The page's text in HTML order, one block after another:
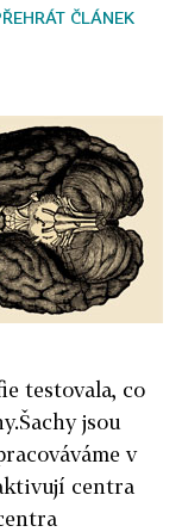
ČLÁNEK
testovala, co
jsou
v
centra